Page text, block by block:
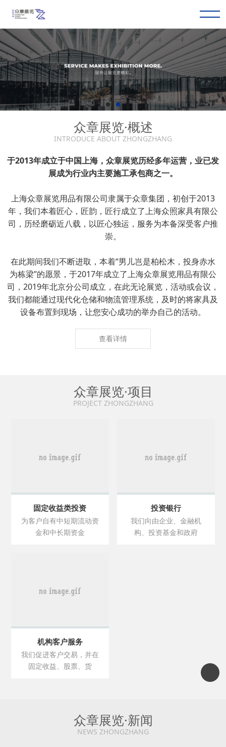
众章展览·概述
INTRODUCE ABOUT ZHONGZHANG
于2013年成立于中国上海，众章展览历经多年运营，业已发
展成为行业内主要施工承包商之一。
上海众章展览用品有限公司隶属于众章集团，初创于2013
年，我们本着匠心，匠韵，匠行成立了上海众照家具有限公
司，历经磨砺近八载，以匠心独运，服务为本备深受客户推
崇。
在此期间我们不断进取，本着“男儿岂是柏松木，投身赤水
为栋梁”的愿景，于2017年成立了上海众章展览用品有限公
司，2019年北京分公司成立，在此无论展览，活动或会议，
我们都能通过现代化仓储和物流管理系统，及时的将家具及
设备布置到现场，让您安心成功的举办自己的活动。
查看详情
众章展览·项目
PROJECT ZHONGZHANG
固定收益类投资
为客户自有中短期流动资
金和中长期资金
投资银行
我们向由企业、金融机
构、投资基金和政府
机构客户服务
我们促进客户交易，并在
固定收益、股票、货
众章展览·新闻
NEWS ZHONGZHANG